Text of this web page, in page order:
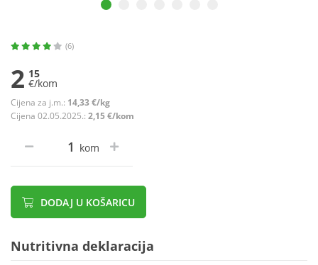
(6)
2 15
€/kom
Cijena za j.m.: 14,33 €/kg
Cijena 02.05.2025.: 2,15 €/kom
kom
DODAJ U KOŠARICU
Nutritivna deklaracija